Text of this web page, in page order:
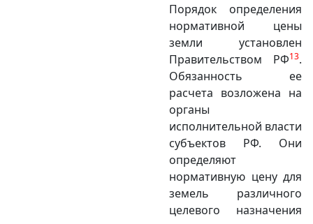
Порядок определения
нормативной цены
земли установлен
Правительством РФ13.
Обя­зан­ность ее
расчета возложена на
органы
исполнительной власти
субъектов РФ. Они
определяют
нормативную цену для
земель различного
целевого назначения